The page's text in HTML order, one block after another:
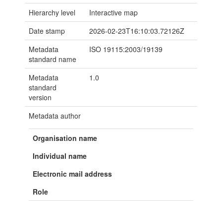
Hierarchy level
Interactive map
Date stamp
2026-02-23T16:10:03.72126Z
Metadata
standard name
ISO 19115:2003/19139
Metadata
standard
version
1.0
Metadata author
Organisation name
Individual name
Electronic mail address
Role